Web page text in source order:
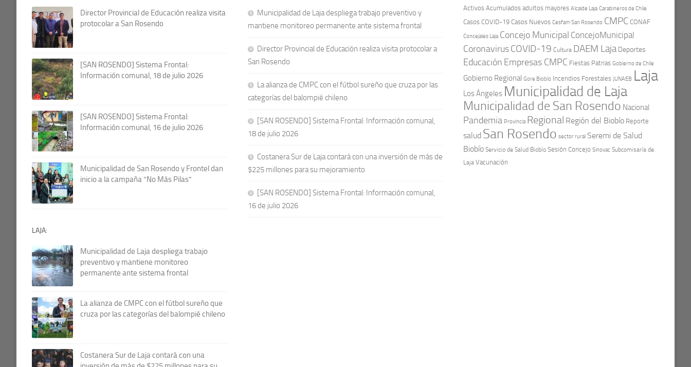
Director Provincial de Educación realiza visita
protocolar a San Rosendo
[SAN ROSENDO] Sistema Frontal:
Información comunal, 18 de julio 2026
[SAN ROSENDO] Sistema Frontal:
Información comunal, 16 de julio 2026
Municipalidad de San Rosendo y Frontel dan
inicio a la campaña “No Más Pilas”
LAJA:
Municipalidad de Laja despliega trabajo
preventivo y mantiene monitoreo
permanente ante sistema frontal
La alianza de CMPC con el fútbol sureño que
cruza por las categorías del balompié chileno
Costanera Sur de Laja contará con una
Municipalidad de Laja despliega trabajo preventivo y
mantiene monitoreo permanente ante sistema frontal
Director Provincial de Educación realiza visita protocolar a
San Rosendo
La alianza de CMPC con el fútbol sureño que cruza por las
categorías del balompié chileno
[SAN ROSENDO] Sistema Frontal: Información comunal,
18 de julio 2026
Costanera Sur de Laja contará con una inversión de más de
$225 millones para su mejoramiento
[SAN ROSENDO] Sistema Frontal: Información comunal,
16 de julio 2026
Activos Acumulados adultos mayores Alcalde Laja Carabineros de Chile
Casos COVID-19 Casos Nuevos Cesfam San Rosendo CMPC CONAF
Concejales Laja Concejo Municipal ConcejoMunicipal
CoronavirusCOVID-19 Cultura DAEM Laja Deportes
Educación Empresas CMPC Fiestas Patrias Gobierno de Chile
Gobierno Regional Gore Biobío Incendios Forestales JUNAEB Laja
Los Ángeles Municipalidad de Laja
Municipalidad de San Rosendo Nacional
Pandemia Provincia Regional Región del Biobío Reporte
salud San Rosendo sector rural Seremi de Salud
Biobío Servicio de Salud Biobío Sesión Concejo Sinovac Subcomisaría de
Laja Vacunación